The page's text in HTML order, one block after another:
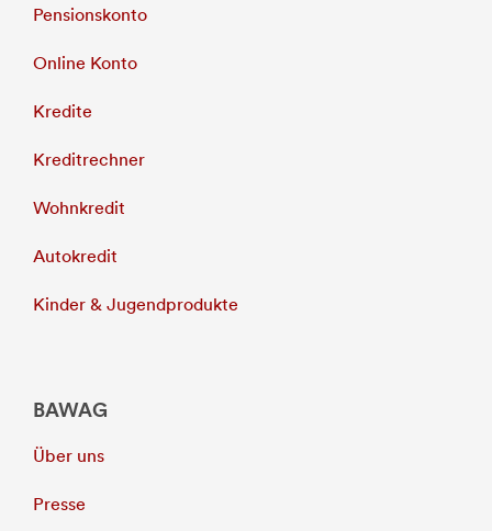
Pensionskonto
Online Konto
Kredite
Kreditrechner
Wohnkredit
Autokredit
Kinder & Jugendprodukte
BAWAG
Über uns
Presse